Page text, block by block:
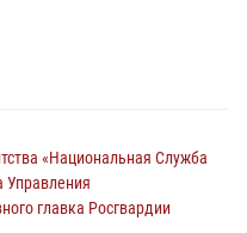
«Национальная Служба
Управления
главка Росгвардии